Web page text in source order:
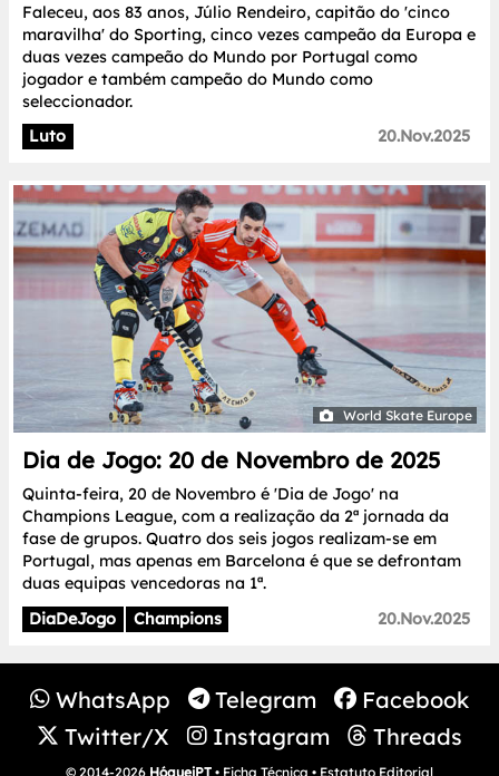
Faleceu, aos 83 anos, Júlio Rendeiro, capitão do 'cinco
maravilha' do Sporting, cinco vezes campeão da Europa e
duas vezes campeão do Mundo por Portugal como
jogador e também campeão do Mundo como
seleccionador.
Luto
20.Nov.2025
World Skate Europe
Dia de Jogo: 20 de Novembro de 2025
Quinta-feira, 20 de Novembro é 'Dia de Jogo' na
Champions League, com a realização da 2ª jornada da
fase de grupos. Quatro dos seis jogos realizam-se em
Portugal, mas apenas em Barcelona é que se defrontam
duas equipas vencedoras na 1ª.
DiaDeJogo
Champions 20.Nov.2025
WhatsApp Telegram
Facebook
Twitter/X
Instagram Threads
© 2014-2026 HóqueiPT • Ficha Técnica • Estatuto Editorial